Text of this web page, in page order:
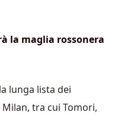
la maglia rossonera
lunga lista dei
tra cui Tomori,